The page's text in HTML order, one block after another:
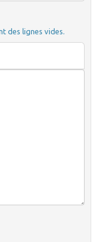
des lignes vides.